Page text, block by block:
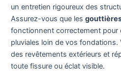
un entretien rigoureux des
Assurez-vous que les
fonctionnent correctement pour
pluviales loin de vos fondations.
des revêtements extérieurs et
toute fissure ou éclat visible.